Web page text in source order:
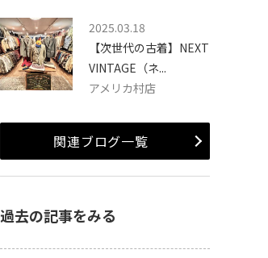
2025.03.18
【次世代の古着】NEXT
VINTAGE（ネ...
アメリカ村店
関連ブログ一覧
過去の記事をみる